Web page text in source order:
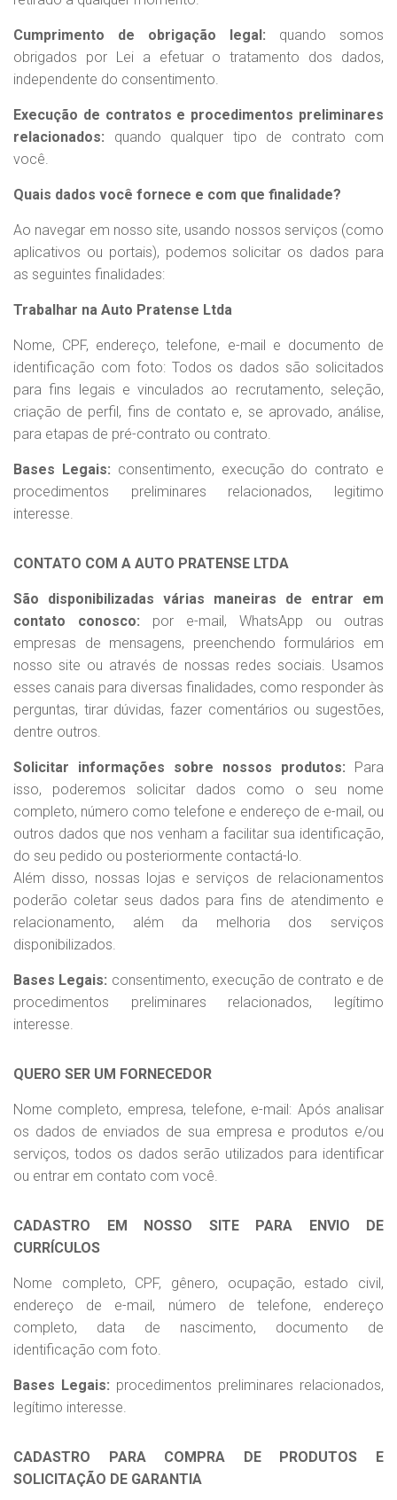
Cumprimento de obrigação legal: quando somos
obrigados por Lei a efetuar o tratamento dos dados,
independente do consentimento.
Execução de contratos e procedimentos preliminares
relacionados: quando qualquer tipo de contrato com
você.
Quais dados você fornece e com que finalidade?
Ao navegar em nosso site, usando nossos serviços (como
aplicativos ou portais), podemos solicitar os dados para
as seguintes finalidades:
Trabalhar na Auto Pratense Ltda
Nome, CPF, endereço, telefone, e-mail e documento de
identificação com foto: Todos os dados são solicitados
para fins legais e vinculados ao recrutamento, seleção,
criação de perfil, fins de contato e, se aprovado, análise,
para etapas de pré-contrato ou contrato.
Bases Legais: consentimento, execução do contrato e
procedimentos preliminares relacionados, legitimo
interesse.
CONTATO COM A AUTO PRATENSE LTDA
São disponibilizadas várias maneiras de entrar em
contato conosco: por e-mail, WhatsApp ou outras
empresas de mensagens, preenchendo formulários em
nosso site ou através de nossas redes sociais. Usamos
esses canais para diversas finalidades, como responder às
perguntas, tirar dúvidas, fazer comentários ou sugestões,
dentre outros.
Solicitar informações sobre nossos produtos: Para
isso, poderemos solicitar dados como o seu nome
completo, número como telefone e endereço de e-mail, ou
outros dados que nos venham a facilitar sua identificação,
do seu pedido ou posteriormente contactá-lo.
Além disso, nossas lojas e serviços de relacionamentos
poderão coletar seus dados para fins de atendimento e
relacionamento, além da melhoria dos serviços
disponibilizados.
Bases Legais: consentimento, execução de contrato e de
procedimentos preliminares relacionados, legítimo
interesse.
QUERO SER UM FORNECEDOR
Nome completo, empresa, telefone, e-mail: Após analisar
os dados de enviados de sua empresa e produtos e/ou
serviços, todos os dados serão utilizados para identificar
ou entrar em contato com você.
CADASTRO EM NOSSO SITE PARA ENVIO DE
CURRÍCULOS
Nome completo, CPF, gênero, ocupação, estado civil,
endereço de e-mail, número de telefone, endereço
completo, data de nascimento, documento de
identificação com foto.
Bases Legais: procedimentos preliminares relacionados,
legítimo interesse.
CADASTRO PARA COMPRA DE PRODUTOS E
SOLICITAÇÃO DE GARANTIA